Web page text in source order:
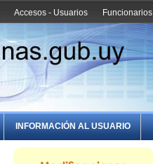
Funcionarios
Accesos - Usuarios
INFORMACIÓN AL USUARIO